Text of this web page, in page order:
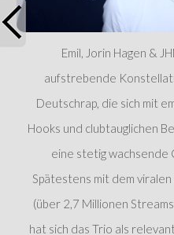
Emil, Jorin Hagen &
aufstrebende
Deutschrap, die sich mit
Hooks und clubtauglichen
eine stetig wachsende
Spätestens mit dem
(über 2,7 Millionen
hat sich das Trio als